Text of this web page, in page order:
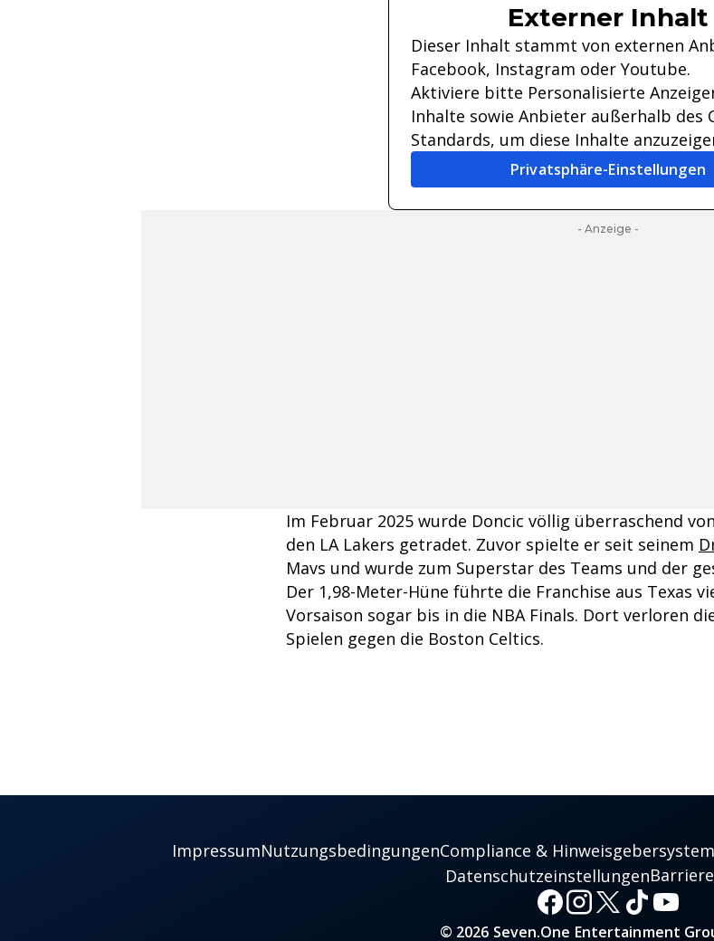
Externer Inhalt
Dieser Inhalt stammt von externen
Facebook, Instagram oder Youtube.
Aktiviere bitte Personalisierte
Inhalte sowie Anbieter außerhalb des
Standards, um diese Inhalte
Privatsphäre-Einstellungen
- Anzeige -
Im Februar 2025 wurde Doncic völlig überraschend
den LA Lakers getradet. Zuvor spielte er seit seinem
Mavs und wurde zum Superstar des Teams und der
Der 1,98-Meter-Hüne führte die Franchise aus Texas
Vorsaison sogar bis in die NBA Finals. Dort verloren
Spielen gegen die Boston Celtics.
ImpressumNutzungsbedingungenCompliance & Hinweisgebersystem
Datenschutzeinstellungen
© 2026 Seven.One Entertainment